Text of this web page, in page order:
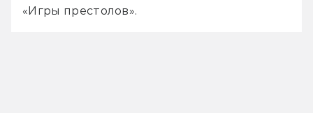
«Игры престолов».